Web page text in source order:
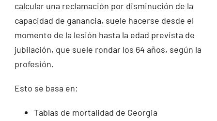
calcular una reclamación por disminución de la
capacidad de ganancia, suele hacerse desde el
momento de la lesión hasta la edad prevista de
jubilación, que suele rondar los 64 años, según la
profesión.
Esto se basa en:
Tablas de mortalidad de Georgia